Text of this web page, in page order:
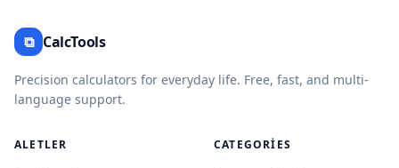
⧉ CalcTools
Precision calculators for everyday life. Free, fast, and multi-
language support.
ALETLER CATEGORIES